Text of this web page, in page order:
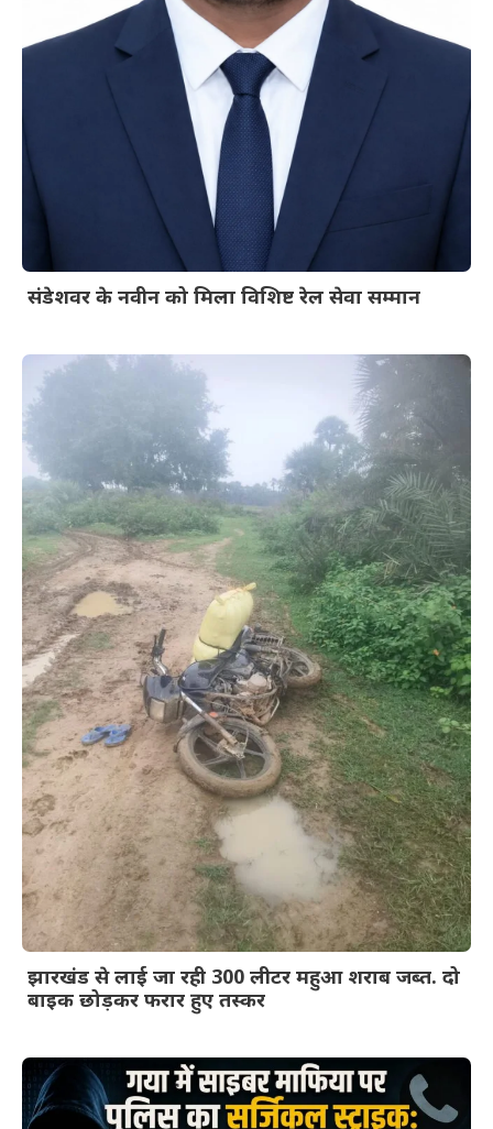
संडेशवर के नवीन को मिला विशिष्ट रेल सेवा सम्मान
झारखंड से लाई जा रही 300 लीटर महुआ शराब जब्त. दो
बाइक छोड़कर फरार हुए तस्कर